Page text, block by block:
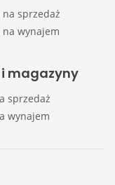
na sprzedaż
na wynajem
i magazyny
sprzedaż
wynajem